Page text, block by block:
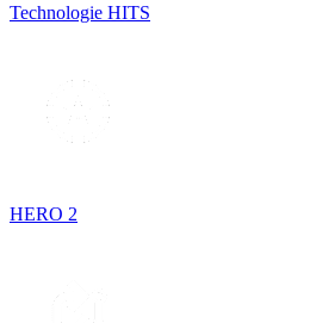
Technologie HITS
HERO 2